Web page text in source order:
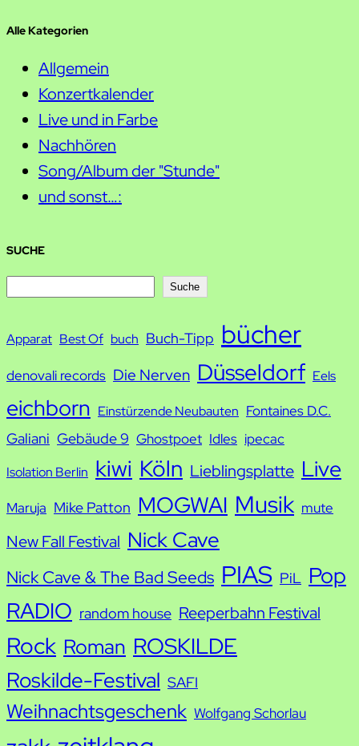
Alle Kategorien
Allgemein
Konzertkalender
Live und in Farbe
Nachhören
Song/Album der "Stunde"
und sonst…:
SUCHE
c
Suche
Apparat Best Of buch Buch-Tipp bücher
denovali records Die Nerven Düsseldorf Eels
eichborn Einstürzende Neubauten Fontaines D.C.
Galiani Gebäude 9 Ghostpoet Idles ipecac
Isolation Berlin kiwi Köln Lieblingsplatte Live
Maruja Mike Patton MOGWAI Musik mute
New Fall Festival Nick Cave
Nick Cave & The Bad Seeds PIAS PiL Pop
RADIO random house Reeperbahn Festival
Rock Roman ROSKILDE
Roskilde-Festival SAFI
Weihnachtsgeschenk Wolfgang Schorlau